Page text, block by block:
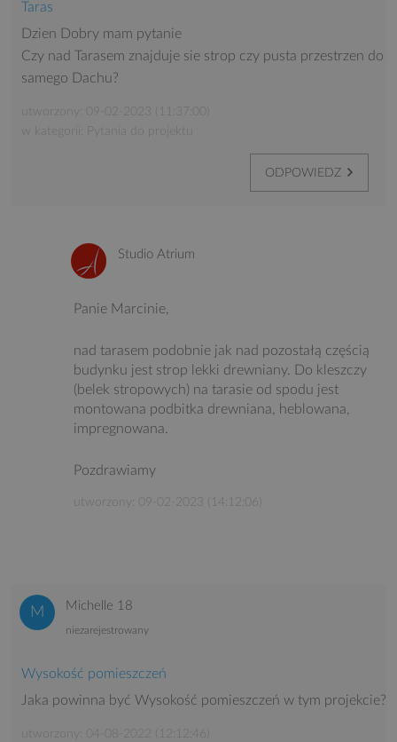
Taras
Dzien Dobry mam pytanie
Czy nad Tarasem znajduje sie strop czy pusta przestrzen do
samego Dachu?
utworzony: 09-02-2023 (11:37:00)
w kategorii: Pytania do projektu
ODPOWIEDZ
Studio Atrium
Panie Marcinie,
nad tarasem podobnie jak nad pozostałą częścią
budynku jest strop lekki drewniany. Do kleszczy
(belek stropowych) na tarasie od spodu jest
montowana podbitka drewniana, heblowana,
impregnowana.
Pozdrawiamy
utworzony: 09-02-2023 (14:12:06)
Michelle 18
niezarejestrowany
Wysokość pomieszczeń
Jaka powinna być Wysokość pomieszczeń w tym projekcie?
utworzony: 04-08-2022 (12:12:46)